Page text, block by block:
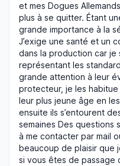
et mes Dogues
plus à se quitter. Étant
grande importance à la
J’exige une santé et un
dans la production car
représentant les
grande attention à leur
protecteur, je les
leur plus jeune âge en
ensuite ils s’entourent
semaines Des questions
à me contacter par mail
beaucoup de plaisir que
si vous êtes de passage